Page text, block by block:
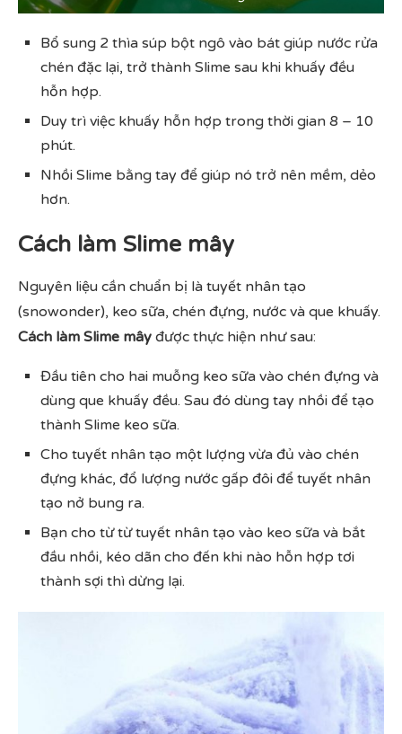
Bổ sung 2 thìa súp bột ngô vào bát giúp nước rửa
chén đặc lại, trở thành Slime sau khi khuấy đều
hỗn hợp.
Duy trì việc khuấy hỗn hợp trong thời gian 8 – 10
phút.
Nhồi Slime bằng tay để giúp nó trở nên mềm, dẻo
hơn.
Cách làm Slime mây
Nguyên liệu cần chuẩn bị là tuyết nhân tạo
(snowonder), keo sữa, chén đựng, nước và que khuấy.
Cách làm Slime mây được thực hiện như sau:
Đầu tiên cho hai muỗng keo sữa vào chén đựng và
dùng que khuấy đều. Sau đó dùng tay nhồi để tạo
thành Slime keo sữa.
Cho tuyết nhân tạo một lượng vừa đủ vào chén
đựng khác, đổ lượng nước gấp đôi để tuyết nhân
tạo nở bung ra.
Bạn cho từ từ tuyết nhân tạo vào keo sữa và bắt
đầu nhồi, kéo dãn cho đến khi nào hỗn hợp tơi
thành sợi thì dừng lại.